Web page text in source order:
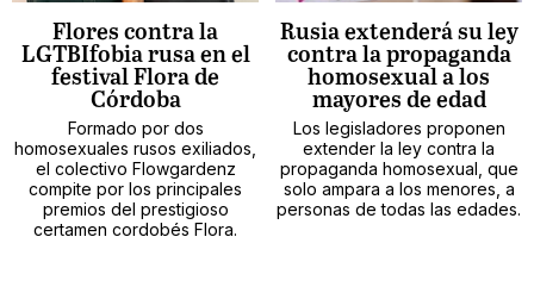
Flores contra la
LGTBIfobia rusa en el
festival Flora de
Córdoba
Formado por dos
homosexuales rusos exiliados,
el colectivo Flowgardenz
compite por los principales
premios del prestigioso
certamen cordobés Flora.
Rusia extenderá su ley
contra la propaganda
homosexual a los
mayores de edad
Los legisladores proponen
extender la ley contra la
propaganda homosexual, que
solo ampara a los menores, a
personas de todas las edades.